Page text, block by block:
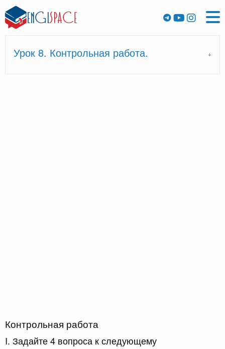
Урок 8. Контрольная работа.
Контрольная работа
I. Задайте 4 вопроса к следующему